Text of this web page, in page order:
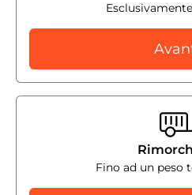
Fino ad un peso